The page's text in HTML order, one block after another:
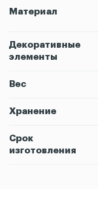
Материал
Декоративные
элементы
Вес
Хранение
Срок
изготовления